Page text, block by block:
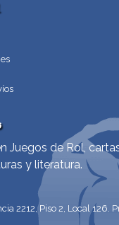
Juegos de Rol,
y literatura.
2212, Piso 2, Local 126.